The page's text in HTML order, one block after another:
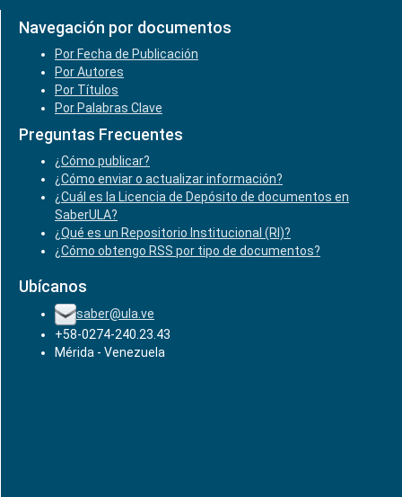
Navegación por documentos
Por Fecha de Publicación
Por Autores
Por Títulos
Por Palabras Clave
Preguntas Frecuentes
¿Cómo publicar?
¿Cómo enviar o actualizar información?
¿Cuál es la Licencia de Depósito de documentos en
SaberULA?
¿Qué es un Repositorio Institucional (RI)?
¿Cómo obtengo RSS por tipo de documentos?
Ubícanos
saber@ula.ve
+58-0274-240.23.43
Mérida - Venezuela